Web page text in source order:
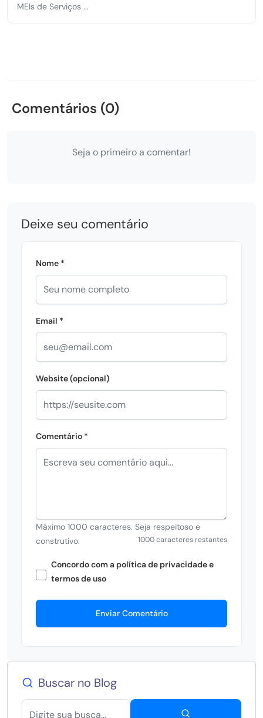
MEIs de Serviços ...
Comentários (0)
Seja o primeiro a comentar!
Deixe seu comentário
Nome *
Email *
Website (opcional)
Comentário *
Máximo 1000 caracteres. Seja respeitoso e
construtivo.
1000 caracteres restantes
Concordo com a política de privacidade e
termos de uso
Enviar Comentário
Buscar no Blog